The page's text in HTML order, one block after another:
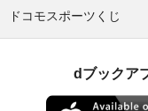
ドコモスポーツくじ
dブックア